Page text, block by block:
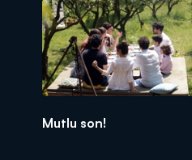
Mutlu son!